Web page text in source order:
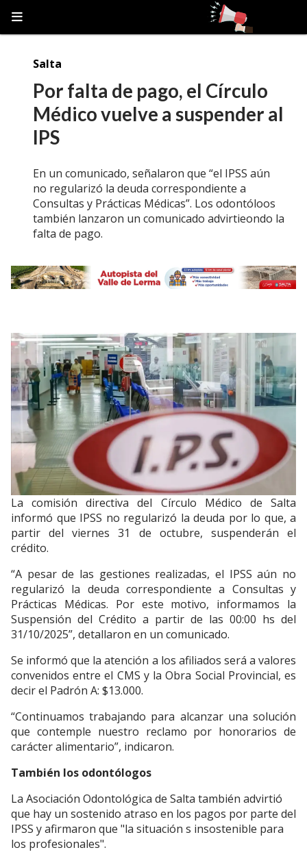
Por falta de pago, el Círculo
Médico vuelve a suspender al
IPS
En un comunicado, señalaron que “el IPSS aún
no regularizó la deuda correspondiente a
Consultas y Prácticas Médicas”. Los odontóloos
también lanzaron un comunicado advirtieondo la
falta de pago.
Salta
La comisión directiva del Círculo Médico de Salta
informó que IPSS no regularizó la deuda por lo que, a
partir del viernes 31 de octubre, suspenderán el
crédito.
“A pesar de las gestiones realizadas, el IPSS aún no
regularizó la deuda correspondiente a Consultas y
Prácticas Médicas. Por este motivo, informamos la
Suspensión del Crédito a partir de las 00:00 hs del
31/10/2025”, detallaron en un comunicado.
Se informó que la atención a los afiliados será a valores
convenidos entre el CMS y la Obra Social Provincial, es
decir el Padrón A: $13.000.
“Continuamos trabajando para alcanzar una solución
que contemple nuestro reclamo por honorarios de
carácter alimentario”, indicaron.
También los odontólogos
La Asociación Odontológica de Salta también advirtió
que hay un sostenido atraso en los pagos por parte del
IPSS y afirmaron que "la situación s insostenible para
los profesionales".